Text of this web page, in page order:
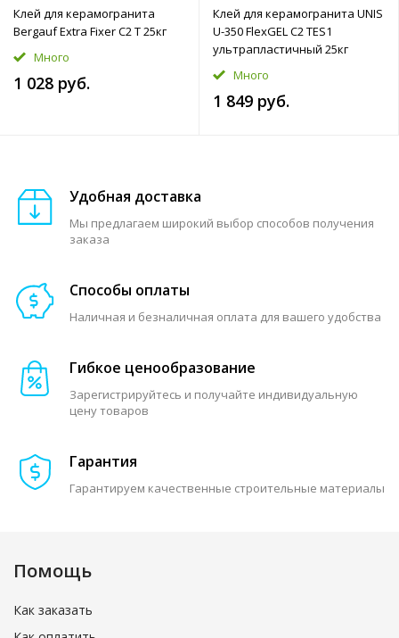
Клей для керамогранита
Bergauf Extra Fixer C2 T 25кг
Много
1 028 руб.
Клей для керамогранита UNIS
U-350 FlexGEL C2 ТЕS1
ультрапластичный 25кг
Много
1 849 руб.
Удобная доставка
Мы предлагаем широкий выбор способов получения
заказа
Способы оплаты
Наличная и безналичная оплата для вашего удобства
Гибкое ценообразование
Зарегистрируйтесь и получайте индивидуальную
цену товаров
Гарантия
Гарантируем качественные строительные материалы
Помощь
Как заказать